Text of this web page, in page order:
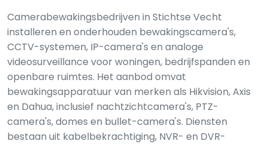
Camerabewakingsbedrijven in Stichtse Vecht
installeren en onderhouden bewakingscamera's,
CCTV-systemen, IP-camera's en analoge
videosurveillance voor woningen, bedrijfspanden en
openbare ruimtes. Het aanbod omvat
bewakingsapparatuur van merken als Hikvision, Axis
en Dahua, inclusief nachtzichtcamera's, PTZ-
camera's, domes en bullet-camera's. Diensten
bestaan uit kabelbekrachtiging, NVR- en DVR-